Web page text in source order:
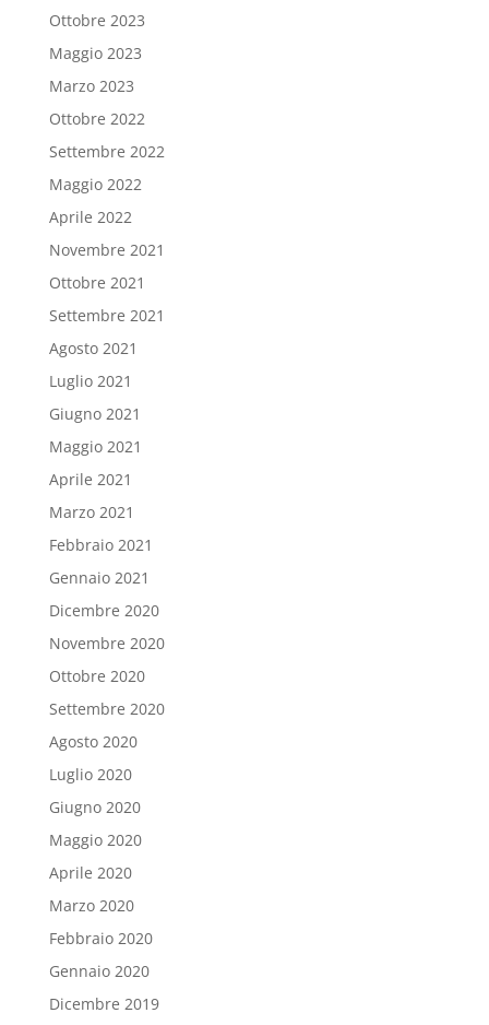
Ottobre 2023
Maggio 2023
Marzo 2023
Ottobre 2022
Settembre 2022
Maggio 2022
Aprile 2022
Novembre 2021
Ottobre 2021
Settembre 2021
Agosto 2021
Luglio 2021
Giugno 2021
Maggio 2021
Aprile 2021
Marzo 2021
Febbraio 2021
Gennaio 2021
Dicembre 2020
Novembre 2020
Ottobre 2020
Settembre 2020
Agosto 2020
Luglio 2020
Giugno 2020
Maggio 2020
Aprile 2020
Marzo 2020
Febbraio 2020
Gennaio 2020
Dicembre 2019